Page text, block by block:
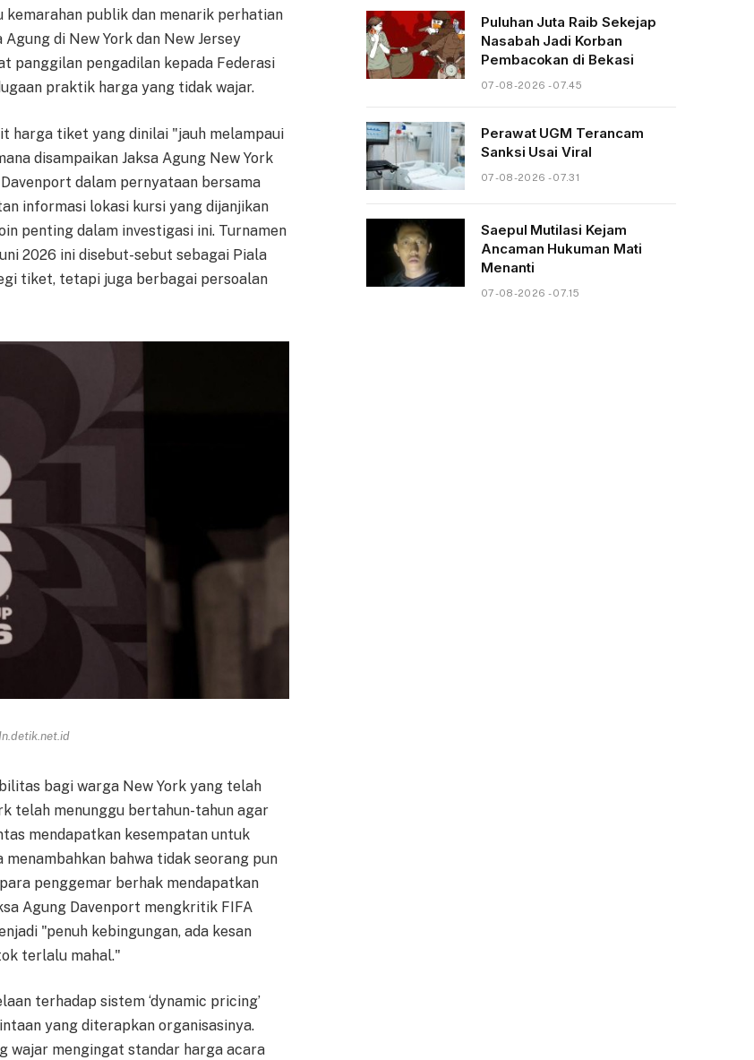
publik dan menarik perhatian
di New York dan New Jersey
panggilan pengadilan kepada Federasi
praktik harga yang tidak wajar.
harga tiket yang dinilai "jauh melampaui
disampaikan Jaksa Agung New York
dalam pernyataan bersama
informasi lokasi kursi yang dijanjikan
penting dalam investigasi ini. Turnamen
2026 ini disebut-sebut sebagai Piala
tiket, tetapi juga berbagai persoalan
bagi warga New York yang telah
telah menunggu bertahun-tahun agar
mendapatkan kesempatan untuk
bahwa tidak seorang pun
penggemar berhak mendapatkan
Agung Davenport mengkritik FIFA
"penuh kebingungan, ada kesan
terlalu mahal."
terhadap sistem ‘dynamic pricing’
yang diterapkan organisasinya.
wajar mengingat standar harga acara
Puluhan Juta Raib Sekejap
Nasabah Jadi Korban
Pembacokan di Bekasi
07-08-2026 - 07.45
Perawat UGM Terancam
Sanksi Usai Viral
07-08-2026 - 07.31
Saepul Mutilasi Kejam
Ancaman Hukuman Mati
Menanti
07-08-2026 - 07.15